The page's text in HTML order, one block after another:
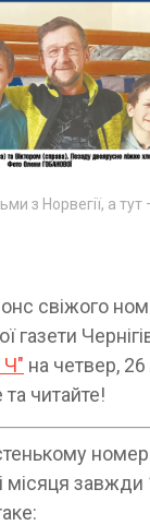
з Норвегії, а
свіжого
газети
Ч" на четвер,
читайте!
місяця